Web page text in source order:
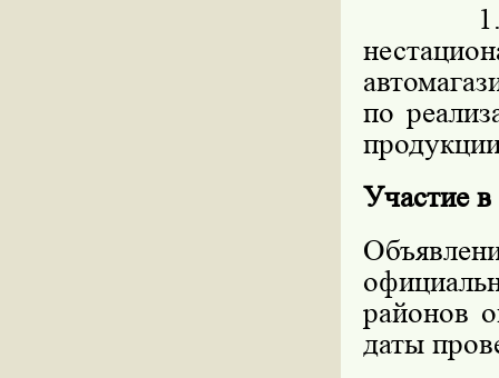
1.
по
Участие в
районов
даты